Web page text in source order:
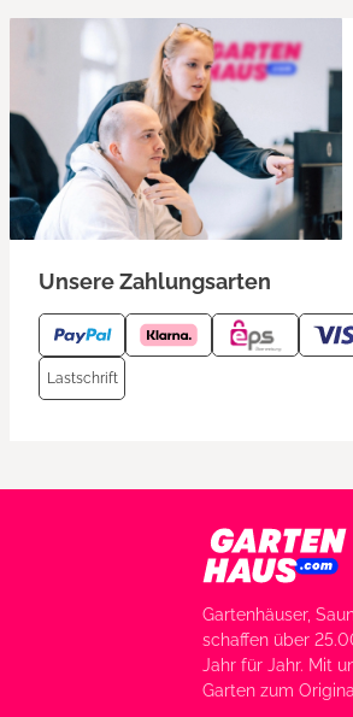
Unsere Zahlungsarten
Lastschrift
Gartenhäuser,
schaffen über
Jahr für Jahr. Mit
Garten zum